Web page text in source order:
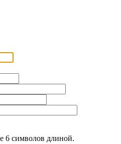
6 символов длиной.